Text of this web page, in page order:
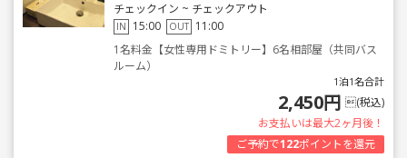
チェックイン ~ チェックアウト
IN 15:00 OUT 11:00
1名料金【女性専用ドミトリー】6名相部屋（共同バス
ルーム）
1泊1名合計
2,450円 (税込)
お支払いは最大2ヶ月後！
ご予約で122ポイントを還元